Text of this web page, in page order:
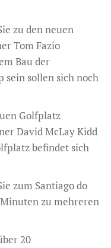
zu den neuen
Tom Fazio
Bau der
sein sollen sich noch
Golfplatz
David McLay Kidd
befindet sich
zum Santiago do
zu mehreren
20